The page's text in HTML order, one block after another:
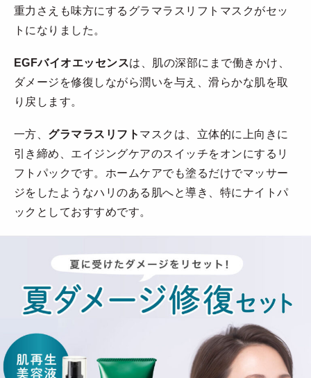
重力さえも味方にするグラマラスリフトマスクがセッ
トになりました。
EGFバイオエッセンスは、肌の深部にまで働きかけ、
ダメージを修復しながら潤いを与え、滑らかな肌を取
り戻します。
一方、 グラマラスリフト マスクは、立体的に上向きに
引き締め、エイジングケアのスイッチをオンにするリ
フトパックです。ホームケアでも塗るだけでマッサー
ジをしたようなハリのある肌へと導き、特にナイトパ
ックとしておすすめです。